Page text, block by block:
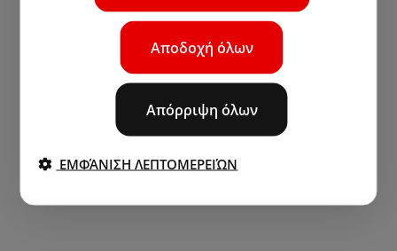
Αποδοχή όλων
Απόρριψη όλων
ΕΜΦΆΝΙΣΗ ΛΕΠΤΟΜΕΡΕΙΏΝ